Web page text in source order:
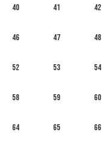
40 41 42
46 47 48
52 53 54
58 59 60
64 65 66